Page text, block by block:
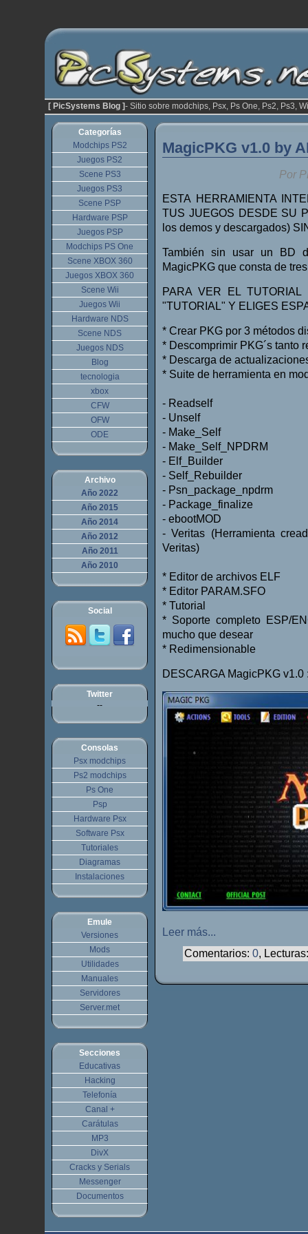
[ PicSystems Blog ]- Sitio sobre modchips, Psx, Ps One, Ps2, Ps3,
MagicPKG v1.0 by
Por
ESTA HERRAMIENTA
TUS JUEGOS DESDE SU
los demos y descargados)
También sin usar un BD
MagicPKG que consta de
PARA VER EL
"TUTORIAL" Y ELIGES
* Crear PKG por 3 métodos
* Descomprimir PKG´s tanto
* Descarga de
* Suite de herramienta en
- Readself
- Unself
- Make_Self
- Make_Self_NPDRM
- Elf_Builder
- Self_Rebuilder
- Psn_package_npdrm
- Package_finalize
- ebootMOD
- Veritas (Herramienta
Veritas)
* Editor de archivos ELF
* Editor PARAM.SFO
* Tutorial
* Soporte completo ESP/
mucho que desear
* Redimensionable
DESCARGA MagicPKG
Leer más...
Comentarios: 0,
Categorías
Modchips PS2
Juegos PS2
Scene PS3
Juegos PS3
Scene PSP
Hardware PSP
Juegos PSP
Modchips PS One
Scene XBOX 360
Juegos XBOX 360
Scene Wii
Juegos Wii
Hardware NDS
Scene NDS
Juegos NDS
Blog
tecnologia
xbox
CFW
OFW
ODE
Archivo
Año 2022
Año 2015
Año 2014
Año 2012
Año 2011
Año 2010
Social
Twitter
--
Consolas
Psx modchips
Ps2 modchips
Ps One
Psp
Hardware Psx
Software Psx
Tutoriales
Diagramas
Instalaciones
Emule
Versiones
Mods
Utilidades
Manuales
Servidores
Server.met
Secciones
Educativas
Hacking
Telefonía
Canal +
Carátulas
MP3
DivX
Cracks y Serials
Messenger
Documentos